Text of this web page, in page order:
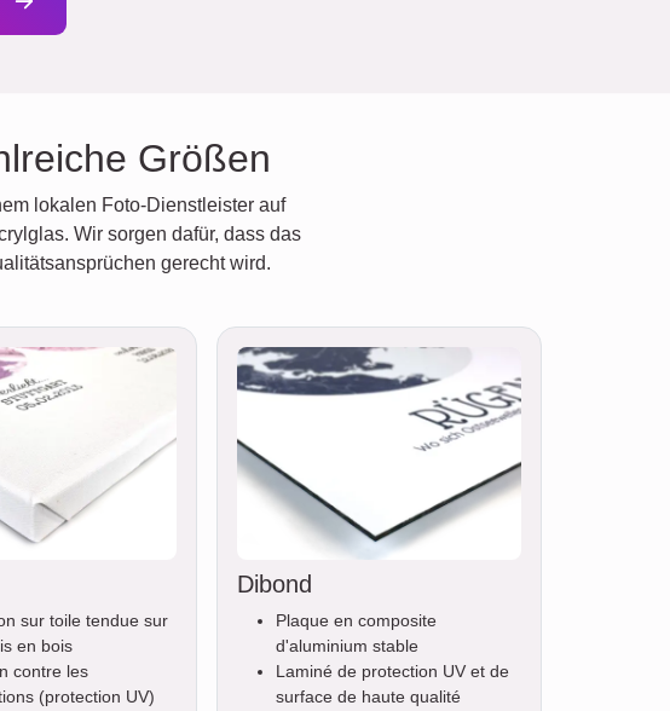
Größen
lokalen Foto-Dienstleister auf
Wir sorgen dafür, dass das
gerecht wird.
sur toile tendue sur
en bois
contre les
(protection UV)
Dibond
Plaque en composite
d'aluminium stable
Laminé de protection UV et de
surface de haute qualité